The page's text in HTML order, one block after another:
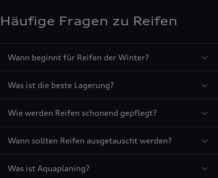
Häufige Fragen zu Reifen
Wann beginnt für Reifen der Winter?
Was ist die beste Lagerung?
Wie werden Reifen schonend gepflegt?
Wann sollten Reifen ausgetauscht werden?
Was ist Aquaplaning?